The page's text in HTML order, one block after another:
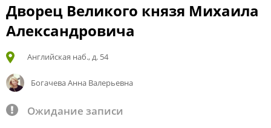
Дворец Великого князя Михаила
Александровича
Английская наб., д. 54
Богачева Анна Валерьевна
Ожидание записи